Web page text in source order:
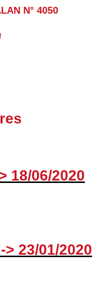
N° 4050
18/06/2020
> 23/01/2020